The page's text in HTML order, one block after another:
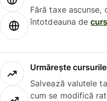
Fără taxe ascunse,
întotdeauna de
Urmărește
Salvează valutele
cum se modifică